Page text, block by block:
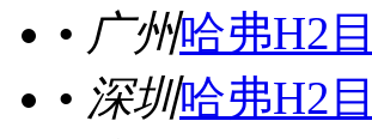
• 广州哈弗H2
• 深圳哈弗H2